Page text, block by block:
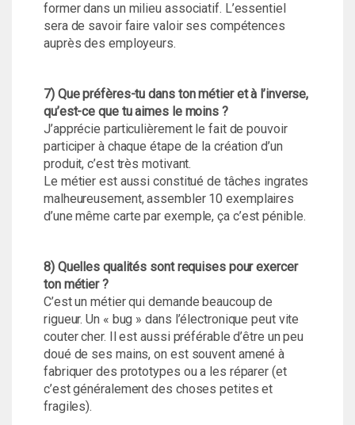
former dans un milieu associatif. L’essentiel
sera de savoir faire valoir ses compétences
auprès des employeurs.
7) Que préfères-tu dans ton métier et à l’inverse,
qu’est-ce que tu aimes le moins ?
J’apprécie particulièrement le fait de pouvoir
participer à chaque étape de la création d’un
produit, c’est très motivant.
Le métier est aussi constitué de tâches ingrates
malheureusement, assembler 10 exemplaires
d’une même carte par exemple, ça c’est pénible.
8) Quelles qualités sont requises pour exercer
ton métier ?
C’est un métier qui demande beaucoup de
rigueur. Un « bug » dans l’électronique peut vite
couter cher. Il est aussi préférable d’être un peu
doué de ses mains, on est souvent amené à
fabriquer des prototypes ou a les réparer (et
c’est généralement des choses petites et
fragiles).